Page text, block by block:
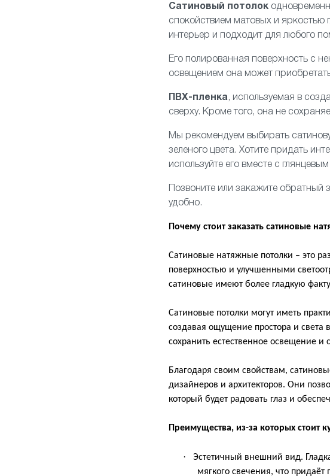
Сатиновый потолок
спокойствием матовых и яркостью
интерьер и подходит для любого
Его полированная поверхность с
освещением она может
ПВХ-пленка, используемая в
сверху. Кроме того, она не
Мы рекомендуем выбирать
зеленого цвета. Хотите придать
используйте его вместе с глянцевым
Позвоните или закажите
удобно.
Почему стоит заказать сатиновые
Сатиновые натяжные потолки – это
поверхностью и улучшенными
сатиновые имеют более гладкую
Сатиновые потолки могут иметь
создавая ощущение простора и
сохранить естественное освещение и
Благодаря своим свойствам,
дизайнеров и архитекторов. Они
который будет радовать глаз и
Преимущества, из-за которых стоит
·
Эстетичный внешний вид.
мягкого свечения, что